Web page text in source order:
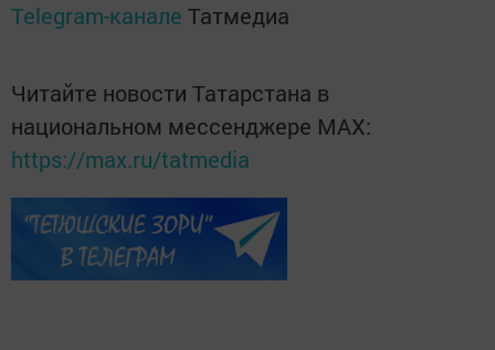
Telegram-канале Татмедиа
Читайте новости Татарстана в
национальном мессенджере MАХ:
https://max.ru/tatmedia